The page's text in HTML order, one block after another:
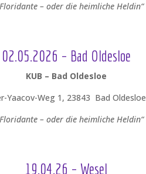
– oder die heimliche Heldin“
02.05.2026 – Bad Oldesloe
KUB – Bad Oldesloe
Yaacov-Weg 1, 23843 Bad Oldesloe
– oder die heimliche Heldin“
19.04.26 – Wesel